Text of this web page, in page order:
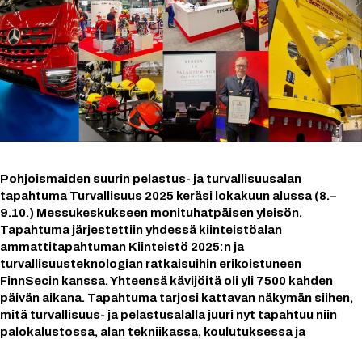
Pohjoismaiden suurin pelastus- ja turvallisuusalan
tapahtuma Turvallisuus 2025 keräsi lokakuun alussa (8.–
9.10.) Messukeskukseen monituhatpäisen yleisön.
Tapahtuma järjestettiin yhdessä kiinteistöalan
ammattitapahtuman Kiinteistö 2025:n ja
turvallisuusteknologian ratkaisuihin erikoistuneen
FinnSecin kanssa. Yhteensä kävijöitä oli yli 7500 kahden
päivän aikana. Tapahtuma tarjosi kattavan näkymän siihen,
mitä turvallisuus- ja pelastusalalla juuri nyt tapahtuu niin
palokalustossa, alan tekniikassa, koulutuksessa ja